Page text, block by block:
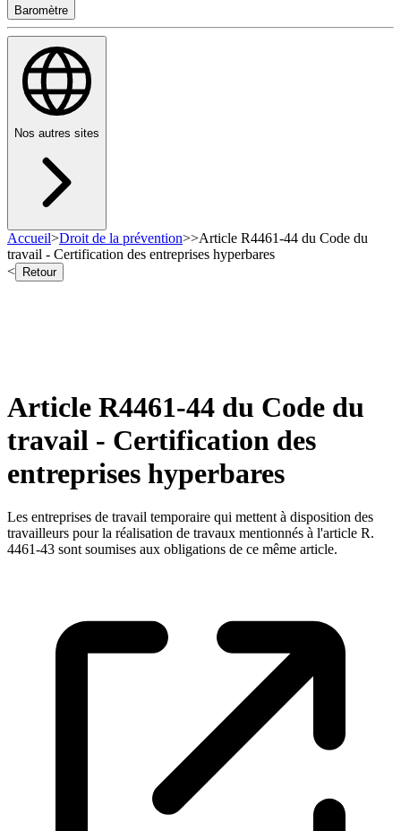
Baromètre
Nos autres sites
Accueil>Droit de la prévention>>Article R4461-44 du Code du
travail - Certification des entreprises hyperbares
<
Retour
Article R4461-44 du Code du
travail - Certification des
entreprises hyperbares
Les entreprises de travail temporaire qui mettent à disposition des
travailleurs pour la réalisation de travaux mentionnés à l'article R.
4461-43 sont soumises aux obligations de ce même article.